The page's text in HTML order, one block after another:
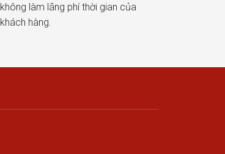
không làm lãng phí thời gian của
khách hàng.